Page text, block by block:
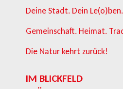
Deine Stadt. Dein Le(o)ben.
Gemeinschaft. Heimat.
Die Natur kehrt zurück!
IM BLICKFELD